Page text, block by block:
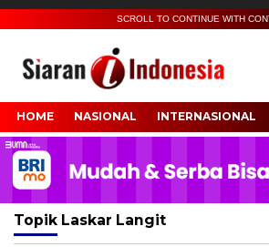
SCROLL TO CONTINUE WITH
HOME NASIONAL INTERNASIONAL
Topik Laskar Langit